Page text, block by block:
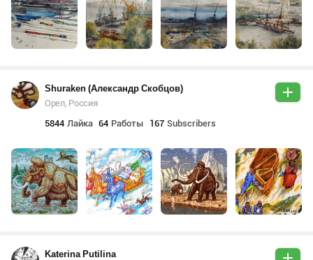
Shuraken (Александр Скобцов)
Орел, Россия
5844 Лайка 64 Работы 167 Subscribers
Katerina Putilina